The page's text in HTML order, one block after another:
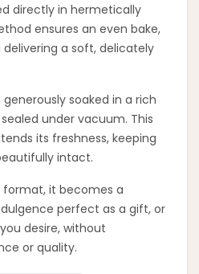
directly in hermetically
ensures an even bake,
a soft, delicately
soaked in a rich
under vacuum. This
its freshness, keeping
intact.
format, it becomes a
perfect as a gift, or
desire, without
or quality.